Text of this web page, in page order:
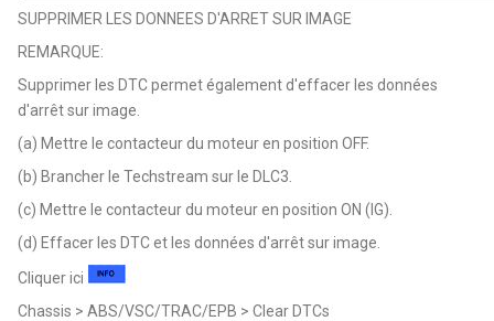
SUPPRIMER LES DONNEES D'ARRET SUR IMAGE
REMARQUE:
Supprimer les DTC permet également d'effacer les données
d'arrêt sur image.
(a) Mettre le contacteur du moteur en position OFF.
(b) Brancher le Techstream sur le DLC3.
(c) Mettre le contacteur du moteur en position ON (IG).
(d) Effacer les DTC et les données d'arrêt sur image.
Cliquer ici
Chassis > ABS/VSC/TRAC/EPB > Clear DTCs